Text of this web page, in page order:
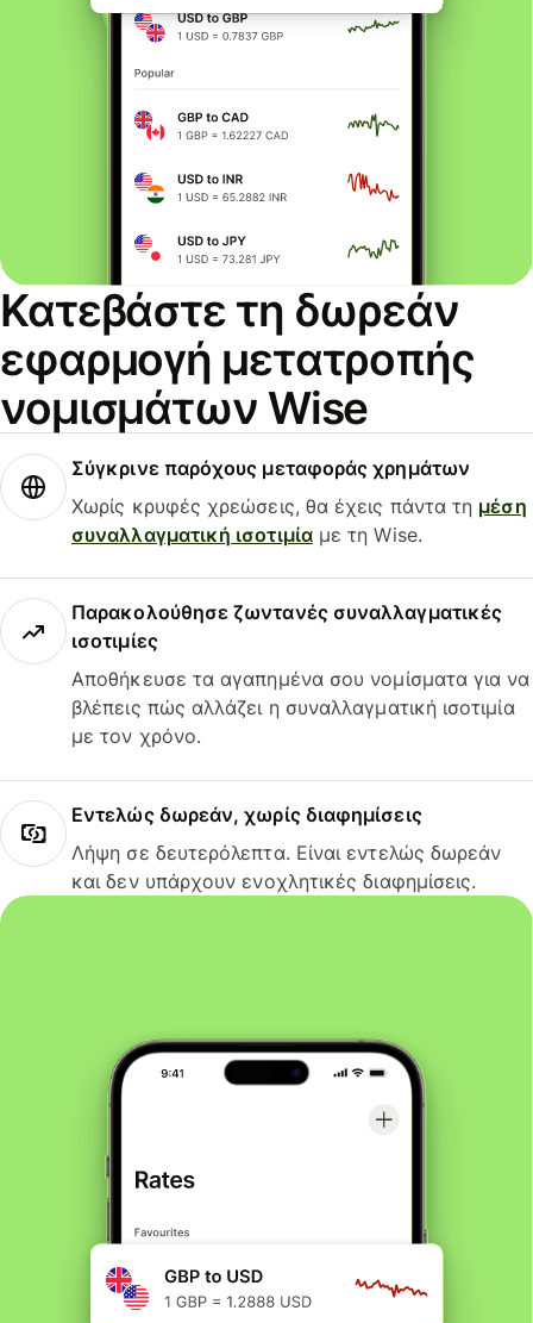
Κατεβάστε τη δωρεάν
εφαρμογή μετατροπής
νομισμάτων Wise
Σύγκρινε παρόχους μεταφοράς χρημάτων
Χωρίς κρυφές χρεώσεις, θα έχεις πάντα τη μέση
συναλλαγματική ισοτιμίαμε τη Wise.
Παρακολούθησε ζωντανές συναλλαγματικές
ισοτιμίες
Αποθήκευσε τα αγαπημένα σου νομίσματα για να
βλέπεις πώς αλλάζει η συναλλαγματική ισοτιμία
με τον χρόνο.
Εντελώς δωρεάν, χωρίς διαφημίσεις
Λήψη σε δευτερόλεπτα. Είναι εντελώς δωρεάν
και δεν υπάρχουν ενοχλητικές διαφημίσεις.